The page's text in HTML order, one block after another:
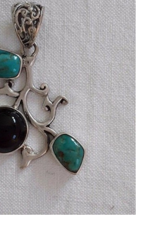
Dans mon panier
APERÇU RAPIDE